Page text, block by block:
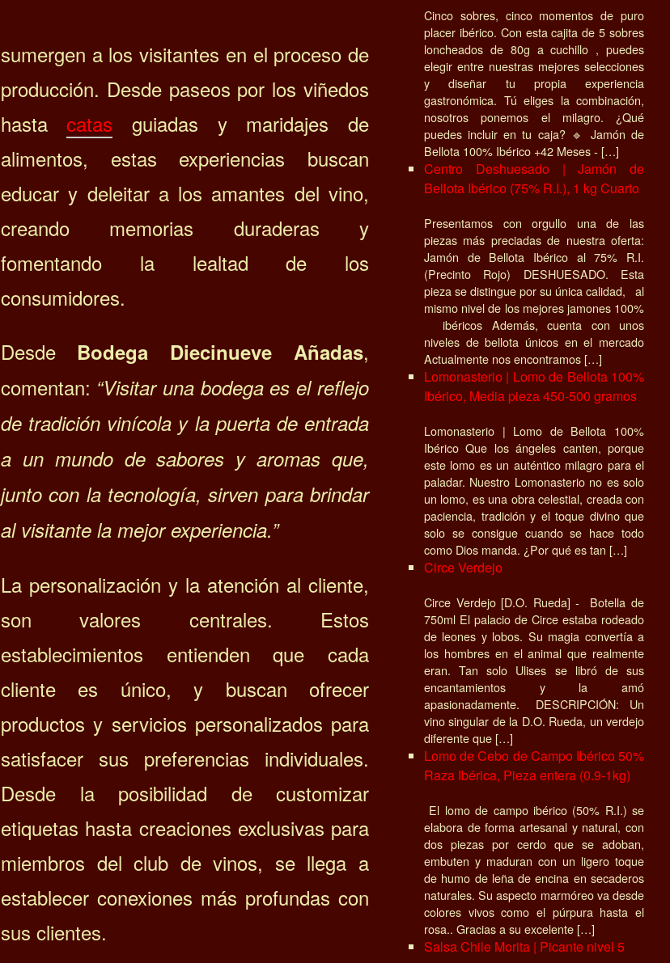
sumergen a los visitantes en el proceso de
producción. Desde paseos por los viñedos
hasta catas guiadas y maridajes de
alimentos, estas experiencias buscan
educar y deleitar a los amantes del vino,
creando memorias duraderas y
fomentando la lealtad de los
consumidores.
Desde Bodega Diecinueve Añadas,
comentan: “Visitar una bodega es el reflejo
de tradición vinícola y la puerta de entrada
a un mundo de sabores y aromas que,
junto con la tecnología, sirven para brindar
al visitante la mejor experiencia.”
La personalización y la atención al cliente,
son valores centrales. Estos
establecimientos entienden que cada
cliente es único, y buscan ofrecer
productos y servicios personalizados para
satisfacer sus preferencias individuales.
Desde la posibilidad de customizar
etiquetas hasta creaciones exclusivas para
miembros del club de vinos, se llega a
establecer conexiones más profundas con
sus clientes.
Cinco sobres, cinco momentos de puro
placer ibérico. Con esta cajita de 5 sobres
loncheados de 80g a cuchillo , puedes
elegir entre nuestras mejores selecciones
y diseñar tu propia experiencia
gastronómica. Tú eliges la combinación,
nosotros ponemos el milagro. ¿Qué
puedes incluir en tu caja? 🔹 Jamón de
Bellota 100% Ibérico +42 Meses - […]
Centro Deshuesado | Jamón de
Bellota Ibérico (75% R.I.), 1 kg Cuarto
Presentamos con orgullo una de las
piezas más preciadas de nuestra oferta:
Jamón de Bellota Ibérico al 75% R.I.
(Precinto Rojo) DESHUESADO. Esta
pieza se distingue por su única calidad, al
mismo nivel de los mejores jamones 100%
ibéricos Además, cuenta con unos
niveles de bellota únicos en el mercado
Actualmente nos encontramos […]
Lomonasterio | Lomo de Bellota 100%
Ibérico, Media pieza 450-500 gramos
Lomonasterio | Lomo de Bellota 100%
Ibérico Que los ángeles canten, porque
este lomo es un auténtico milagro para el
paladar. Nuestro Lomonasterio no es solo
un lomo, es una obra celestial, creada con
paciencia, tradición y el toque divino que
solo se consigue cuando se hace todo
como Dios manda. ¿Por qué es tan […]
Circe Verdejo
Circe Verdejo [D.O. Rueda] - Botella de
750ml El palacio de Circe estaba rodeado
de leones y lobos. Su magia convertía a
los hombres en el animal que realmente
eran. Tan solo Ulises se libró de sus
encantamientos y la amó
apasionadamente. DESCRIPCIÓN: Un
vino singular de la D.O. Rueda, un verdejo
diferente que […]
Lomo de Cebo de Campo Ibérico 50%
Raza Ibérica, Pieza entera (0.9-1kg)
El lomo de campo ibérico (50% R.I.) se
elabora de forma artesanal y natural, con
dos piezas por cerdo que se adoban,
embuten y maduran con un ligero toque
de humo de leña de encina en secaderos
naturales. Su aspecto marmóreo va desde
colores vivos como el púrpura hasta el
rosa.. Gracias a su excelente […]
Salsa Chile Morita | Picante nivel 5